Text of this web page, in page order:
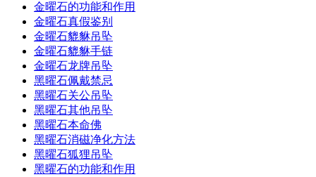
金曜石的功能和作用
金曜石真假鉴别
金曜石貔貅吊坠
金曜石貔貅手链
金曜石龙牌吊坠
黑曜石佩戴禁忌
黑曜石关公吊坠
黑曜石其他吊坠
黑曜石本命佛
黑曜石消磁净化方法
黑曜石狐狸吊坠
黑曜石的功能和作用